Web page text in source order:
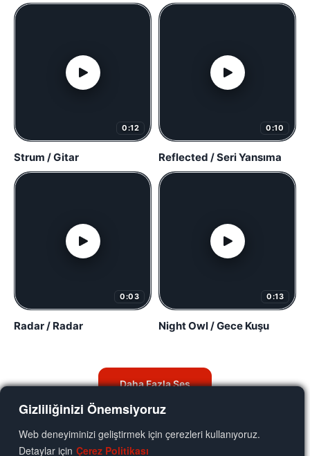
Gizliliğinizi Önemsiyoruz
Web deneyiminizi geliştirmek için çerezleri kullanıyoruz.
Detaylar için Çerez Politikası
0:12
Strum / Gitar
0:10
Reflected / Seri Yansıma
0:03
Radar / Radar
0:13
Night Owl / Gece Kuşu
Daha Fazla Ses